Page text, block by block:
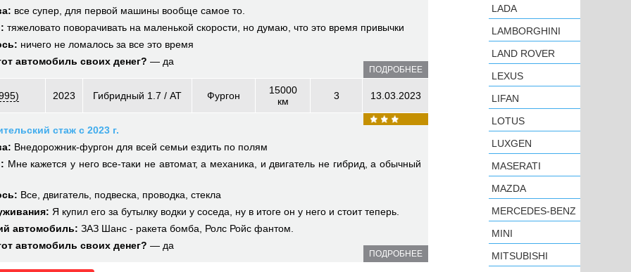
все супер, для первой машины вообще самое то.
тяжеловато поворачивать на маленькой скорости, но думаю, что это время привычки
ничего не ломалось за все это время
автомобиль своих денег? — да
ПОДРОБНЕЕ
2023 Гибридный 1.7 / AT Фургон
15000
км
3 13.03.2023
стаж с 2023 г.
Внедорожник-фургон для всей семьи ездить по полям
Мне кажется у него все-таки не автомат, а механика, и двигатель не гибрид, а обычный
Все, двигатель, подвеска, проводка, стекла
Я купил его за бутылку водки у соседа, ну в итоге он у него и стоит теперь.
автомобиль: ЗАЗ Шанс - ракета бомба, Ролс Ройс фантом.
автомобиль своих денег? — да
ПОДРОБНЕЕ
LADA
LAMBORGHINI
LAND ROVER
LEXUS
LIFAN
LOTUS
LUXGEN
MASERATI
MAZDA
MERCEDES-BENZ
MINI
MITSUBISHI